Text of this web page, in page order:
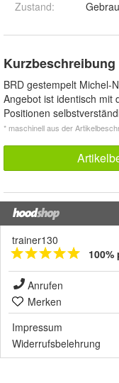
Zustand:
Kurzbeschreibung
BRD gestempelt Michel-
Angebot ist identisch mit
Positionen
* maschinell aus der
trainer130
Anrufen
Merken
Impressum
Widerrufsbelehrung